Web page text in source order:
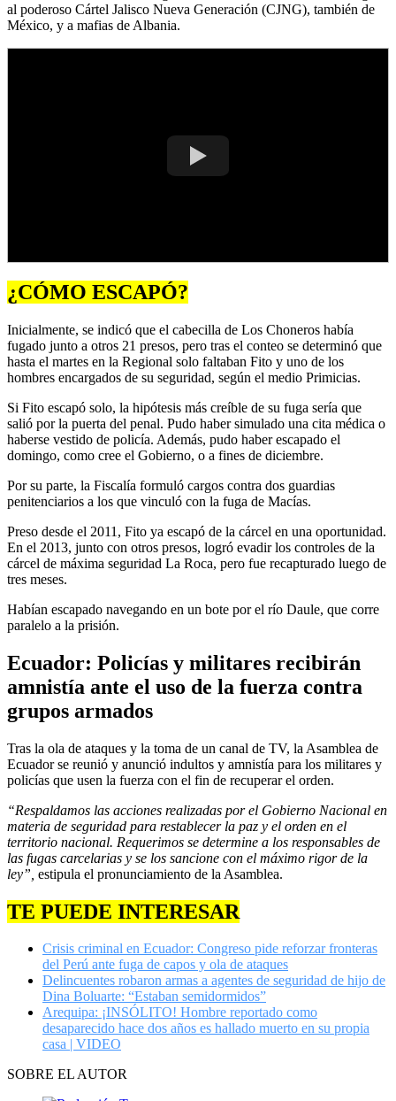
al poderoso Cártel Jalisco Nueva Generación (CJNG), también de
México, y a mafias de Albania.
¿CÓMO ESCAPÓ?
Inicialmente, se indicó que el cabecilla de Los Choneros había
fugado junto a otros 21 presos, pero tras el conteo se determinó que
hasta el martes en la Regional solo faltaban Fito y uno de los
hombres encargados de su seguridad, según el medio Primicias.
Si Fito escapó solo, la hipótesis más creíble de su fuga sería que
salió por la puerta del penal. Pudo haber simulado una cita médica o
haberse vestido de policía. Además, pudo haber escapado el
domingo, como cree el Gobierno, o a fines de diciembre.
Por su parte, la Fiscalía formuló cargos contra dos guardias
penitenciarios a los que vinculó con la fuga de Macías.
Preso desde el 2011, Fito ya escapó de la cárcel en una oportunidad.
En el 2013, junto con otros presos, logró evadir los controles de la
cárcel de máxima seguridad La Roca, pero fue recapturado luego de
tres meses.
Habían escapado navegando en un bote por el río Daule, que corre
paralelo a la prisión.
Ecuador: Policías y militares recibirán
amnistía ante el uso de la fuerza contra
grupos armados
Tras la ola de ataques y la toma de un canal de TV, la Asamblea de
Ecuador se reunió y anunció indultos y amnistía para los militares y
policías que usen la fuerza con el fin de recuperar el orden.
“Respaldamos las acciones realizadas por el Gobierno Nacional en
materia de seguridad para restablecer la paz y el orden en el
territorio nacional. Requerimos se determine a los responsables de
las fugas carcelarias y se los sancione con el máximo rigor de la
ley”, estipula el pronunciamiento de la Asamblea.
TE PUEDE INTERESAR
Crisis criminal en Ecuador: Congreso pide reforzar fronteras
del Perú ante fuga de capos y ola de ataques
Delincuentes robaron armas a agentes de seguridad de hijo de
Dina Boluarte: “Estaban semidormidos”
Arequipa: ¡INSÓLITO! Hombre reportado como
desaparecido hace dos años es hallado muerto en su propia
casa | VIDEO
SOBRE EL AUTOR